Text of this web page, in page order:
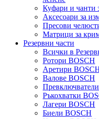
Куфари и чанти
Аксесоари за
Пресови
Матрици за
Резервни части
Всички в
Ротори BOSCH
Аретири
Валове BOSCH
Ръкохватки
Лагери BOSCH
Биели BOSCH